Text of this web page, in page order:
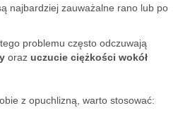
najbardziej zauważalne rano lub po
problemu często odczuwają
oraz uczucie ciężkości wokół
z opuchlizną, warto stosować: